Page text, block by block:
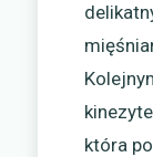
która